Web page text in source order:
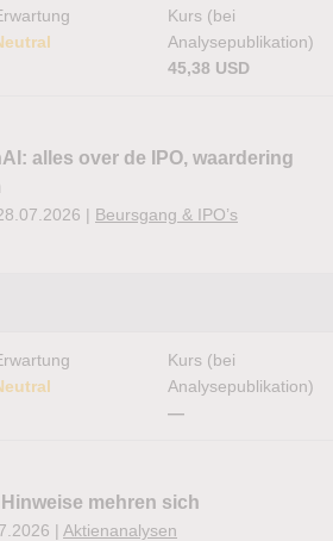
Kurs (bei
Analysepublikation)
45,38 USD
alles over de IPO, waardering
| Beursgang & IPO’s
Kurs (bei
Analysepublikation)
—
mehren sich
| Aktienanalysen